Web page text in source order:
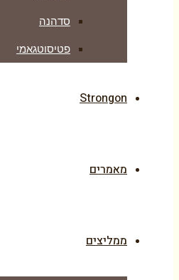
סדהנה
פטיסוטגאמי
Strongon
מאמרים
ממליצים